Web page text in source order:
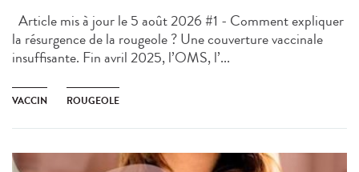
Article mis à jour le 5 août 2026 #1 - Comment expliquer
la résurgence de la rougeole ? Une couverture vaccinale
insuffisante. Fin avril 2025, l’OMS, l’...
VACCIN ROUGEOLE